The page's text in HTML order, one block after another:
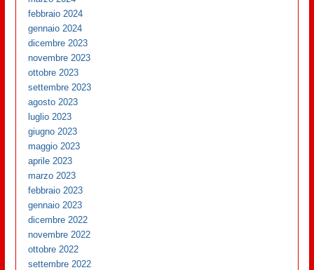
febbraio 2024
gennaio 2024
dicembre 2023
novembre 2023
ottobre 2023
settembre 2023
agosto 2023
luglio 2023
giugno 2023
maggio 2023
aprile 2023
marzo 2023
febbraio 2023
gennaio 2023
dicembre 2022
novembre 2022
ottobre 2022
settembre 2022